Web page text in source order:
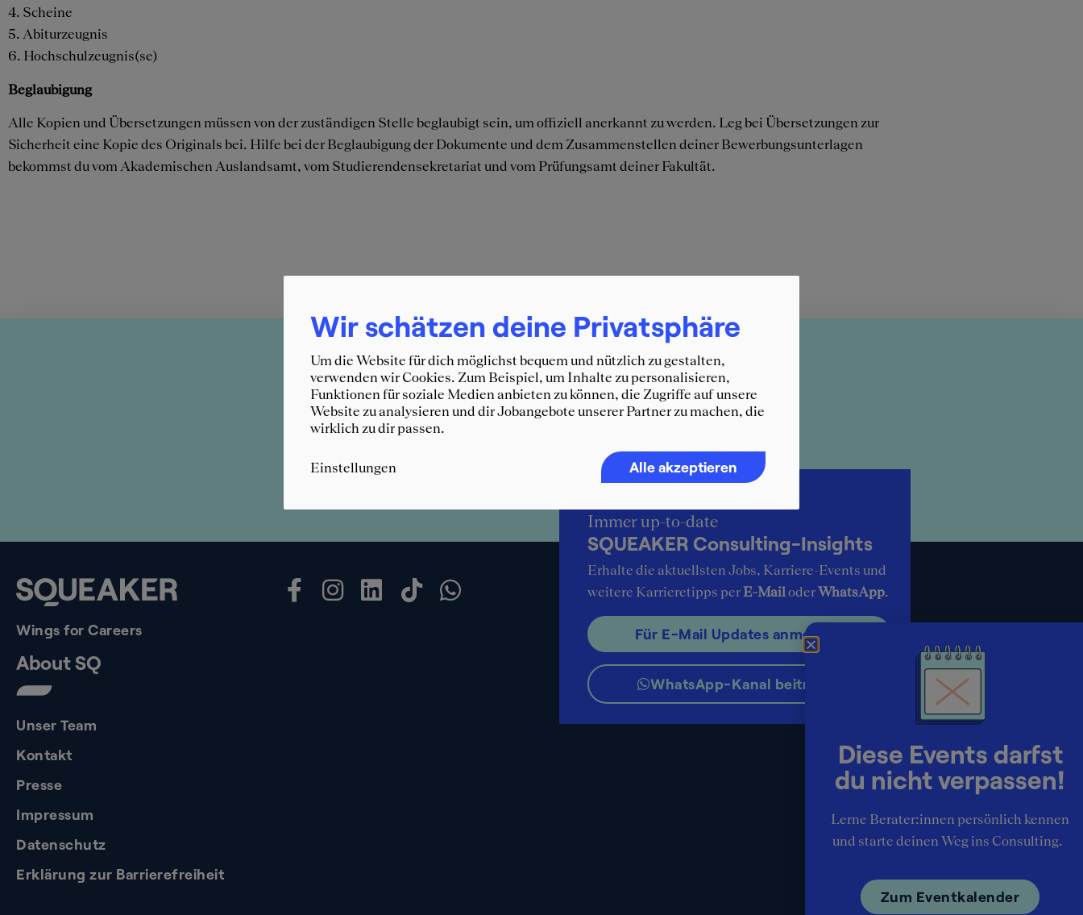
4. Scheine
5. Abiturzeugnis
6. Hochschulzeugnis(se)
Beglaubigung
Alle Kopien und Übersetzungen müssen von der zuständigen Stelle beglaubigt sein, um offiziell anerkannt zu werden. Leg bei Übersetzungen zur
Sicherheit eine Kopie des Originals bei. Hilfe bei der Beglaubigung der Dokumente und dem Zusammenstellen deiner Bewerbungsunterlagen
bekommst du vom Akademischen Auslandsamt, vom Studierendensekretariat und vom Prüfungsamt deiner Fakultät.
»Transcript of Grades
Zurück zum Ratgeber
Wings for Careers
About SQ
Unser Team
Kontakt
Presse
Impressum
Datenschutz
Erklärung zur Barrierefreiheit
Immer up-to-date
SQUEAKER Consulting-Insights
Erhalte die aktuellsten Jobs, Karriere-Events und
weitere Karrieretipps per E-Mail oderWhatsApp.
Für E-Mail Updates anmelden
WhatsApp-Kanal beitreten
Wir schätzen deine Privatsphäre
Um die Website für dich möglichst bequem und nützlich zu gestalten,
verwenden wir Cookies. Zum Beispiel, um Inhalte zu personalisieren,
Funktionen für soziale Medien anbieten zu können, die Zugriffe auf unsere
Website zu analysieren und dir Jobangebote unserer Partner zu machen, die
wirklich zu dir passen.
Einstellungen Alle akzeptieren
Diese Events darfst
du nicht verpassen!
Lerne Berater:innen persönlich kennen
und starte deinen Weg ins Consulting.
Zum Eventkalender